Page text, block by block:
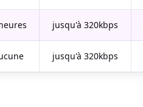
jusqu'à 320kbps
jusqu'à 320kbps